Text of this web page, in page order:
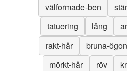
välformade-ben
tatuering
lång
rakt-hår
bruna-ögon
mörkt-hår
röv